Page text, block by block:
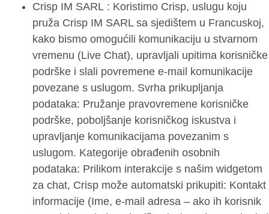
Crisp IM SARL : Koristimo Crisp, uslugu koju
pruža Crisp IM SARL sa sjedištem u Francuskoj,
kako bismo omogućili komunikaciju u stvarnom
vremenu (Live Chat), upravljali upitima korisničke
podrške i slali povremene e-mail komunikacije
povezane s uslugom. Svrha prikupljanja
podataka: Pružanje pravovremene korisničke
podrške, poboljšanje korisničkog iskustva i
upravljanje komunikacijama povezanim s
uslugom. Kategorije obrađenih osobnih
podataka: Prilikom interakcije s našim widgetom
za chat, Crisp može automatski prikupiti: Kontakt
informacije (Ime, e-mail adresa – ako ih korisnik